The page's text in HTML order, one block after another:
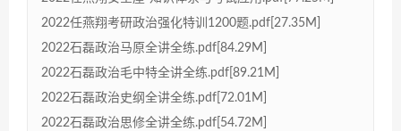
2022任燕翔考研政治强化特训1200题.pdf[27.35M]
2022石磊政治马原全讲全练.pdf[84.29M]
2022石磊政治毛中特全讲全练.pdf[89.21M]
2022石磊政治史纲全讲全练.pdf[72.01M]
2022石磊政治思修全讲全练.pdf[54.72M]